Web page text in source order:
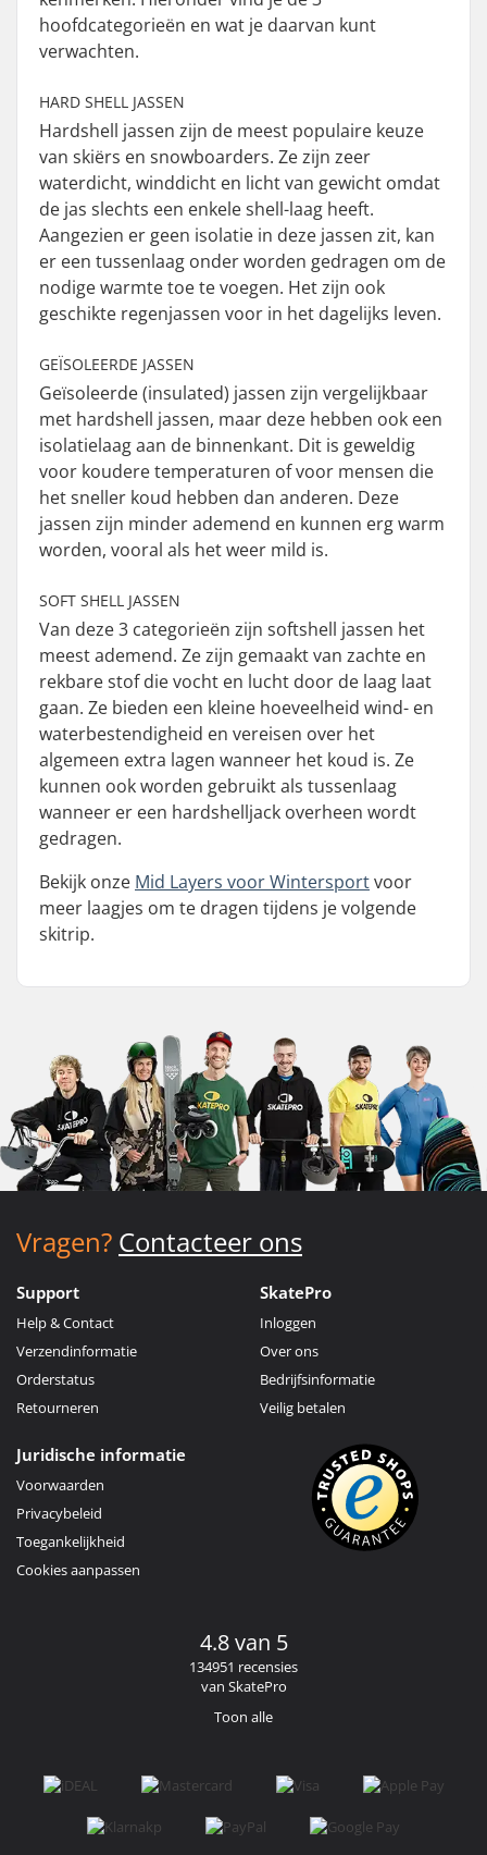
hoofdcategorieën en wat je daarvan kunt
verwachten.
HARD SHELL JASSEN
Hardshell jassen zijn de meest populaire keuze
van skiërs en snowboarders. Ze zijn zeer
waterdicht, winddicht en licht van gewicht omdat
de jas slechts een enkele shell-laag heeft.
Aangezien er geen isolatie in deze jassen zit, kan
er een tussenlaag onder worden gedragen om de
nodige warmte toe te voegen. Het zijn ook
geschikte regenjassen voor in het dagelijks leven.
GEÏSOLEERDE JASSEN
Geïsoleerde (insulated) jassen zijn vergelijkbaar
met hardshell jassen, maar deze hebben ook een
isolatielaag aan de binnenkant. Dit is geweldig
voor koudere temperaturen of voor mensen die
het sneller koud hebben dan anderen. Deze
jassen zijn minder ademend en kunnen erg warm
worden, vooral als het weer mild is.
SOFT SHELL JASSEN
Van deze 3 categorieën zijn softshell jassen het
meest ademend. Ze zijn gemaakt van zachte en
rekbare stof die vocht en lucht door de laag laat
gaan. Ze bieden een kleine hoeveelheid wind- en
waterbestendigheid en vereisen over het
algemeen extra lagen wanneer het koud is. Ze
kunnen ook worden gebruikt als tussenlaag
wanneer er een hardshelljack overheen wordt
gedragen.
Bekijk onze Mid Layers voor Wintersportvoor
meer laagjes om te dragen tijdens je volgende
skitrip.
Vragen? Contacteer ons
Support
Help & Contact
Verzendinformatie
Orderstatus
Retourneren
SkatePro
Inloggen
Over ons
Bedrijfsinformatie
Veilig betalen
Juridische informatie
Voorwaarden
Privacybeleid
Toegankelijkheid
Cookies aanpassen
4.8 van 5
134951 recensies
van SkatePro
Toon alle